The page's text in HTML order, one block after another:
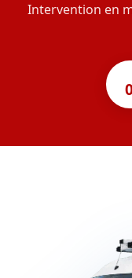
Intervention en